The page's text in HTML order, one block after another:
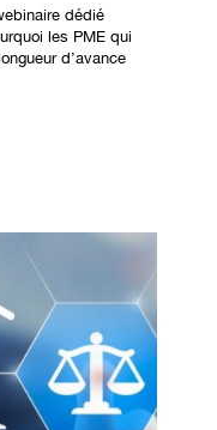
dédié
les PME qui
d’avance